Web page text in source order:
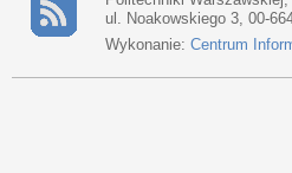
ul. Noakowskiego 3, 00-
Wykonanie: Centrum